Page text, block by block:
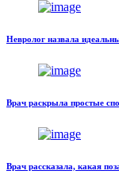
Невролог назвала
Врач раскрыла простые
Врач рассказала, какая